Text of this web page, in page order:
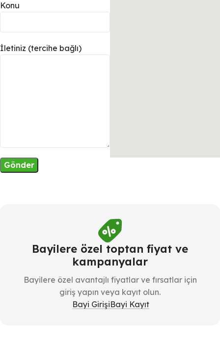
Konu
İletiniz (tercihe bağlı)
Bayilere özel toptan fiyat ve
kampanyalar
Bayilere özel avantajlı fiyatlar ve fırsatlar için
giriş yapın veya kayıt olun.
Bayi GirişiBayi Kayıt